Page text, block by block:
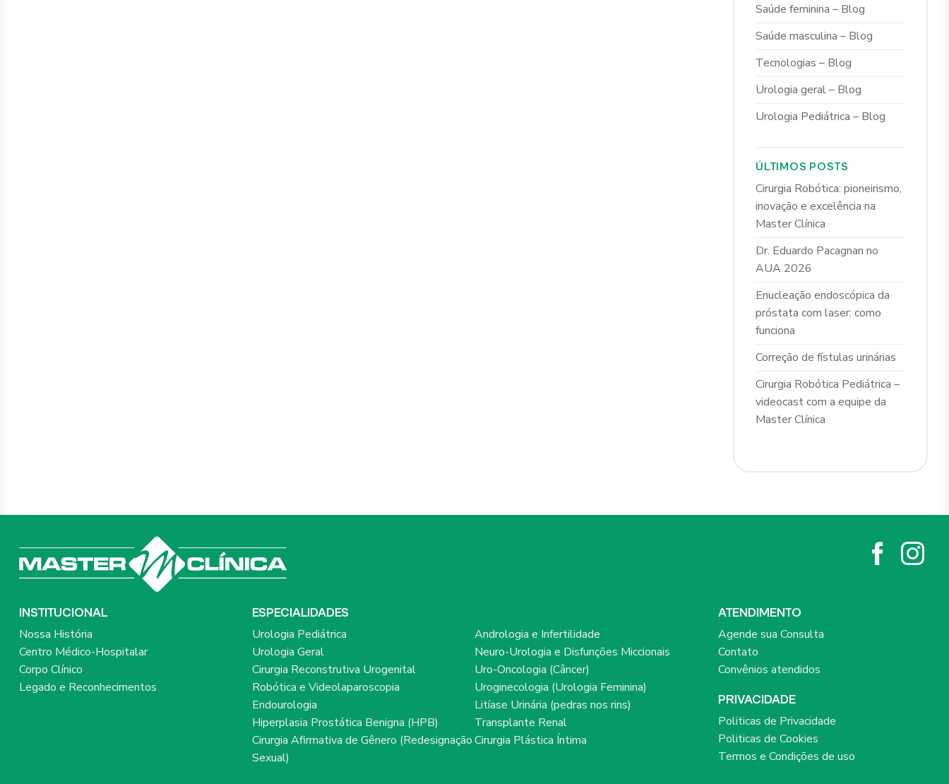
Saúde feminina – Blog
Saúde masculina – Blog
Tecnologias – Blog
Urologia geral – Blog
Urologia Pediátrica – Blog
ÚLTIMOS POSTS
Cirurgia Robótica: pioneirismo,
inovação e excelência na
Master Clínica
Dr. Eduardo Pacagnan no
AUA 2026
Enucleação endoscópica da
próstata com laser: como
funciona
Correção de fístulas urinárias
Cirurgia Robótica Pediátrica –
videocast com a equipe da
Master Clínica
INSTITUCIONAL
Nossa História
Centro Médico-Hospitalar
Corpo Clínico
Legado e Reconhecimentos
ESPECIALIDADES
Urologia Pediátrica
Andrologia e Infertilidade
Urologia Geral
Neuro-Urologia e Disfunções Miccionais
Cirurgia Reconstrutiva Urogenital
Uro-Oncologia (Câncer)
Robótica e Videolaparoscopia
Uroginecologia (Urologia Feminina)
Endourologia
Litíase Urinária (pedras nos rins)
Hiperplasia Prostática Benigna (HPB)
Transplante Renal
Cirurgia Afirmativa de Gênero (Redesignação
Sexual)
Cirurgia Plástica Íntima
ATENDIMENTO
Agende sua Consulta
Contato
Convênios atendidos
PRIVACIDADE
Politicas de Privacidade
Politicas de Cookies
Termos e Condições de uso